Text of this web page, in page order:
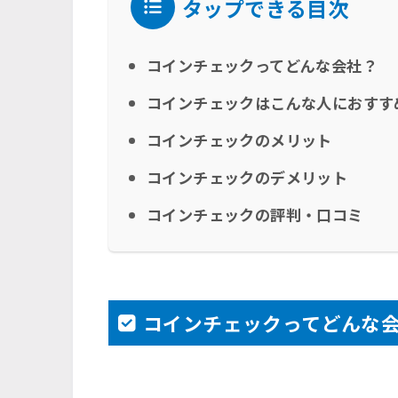
タップできる目次
コインチェックってどんな会社？
コインチェックはこんな人におすす
コインチェックのメリット
コインチェックのデメリット
コインチェックの評判・口コミ
コインチェックってどんな